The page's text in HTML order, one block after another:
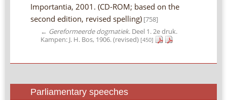
Importantia, 2001. (CD-ROM; based on the
second edition, revised spelling) [758]
← Gereformeerde dogmatiek. Deel 1. 2e druk.
Kampen: J. H. Bos, 1906. (revised) [450]
Parliamentary speeches